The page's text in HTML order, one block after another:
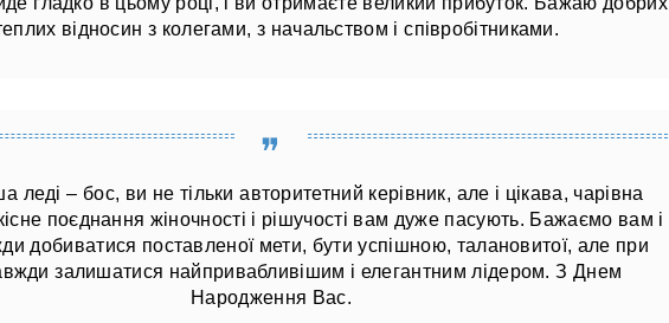
відносин з колегами, з начальством і співробітниками.
леді – бос, ви не тільки авторитетний керівник, але і цікава, чарівна
поєднання жіночності і рішучості вам дуже пасують. Бажаємо вам і
добиватися поставленої мети, бути успішною, талановитої, але при
залишатися найпривабливішим і елегантним лідером. З Днем
Народження Вас.